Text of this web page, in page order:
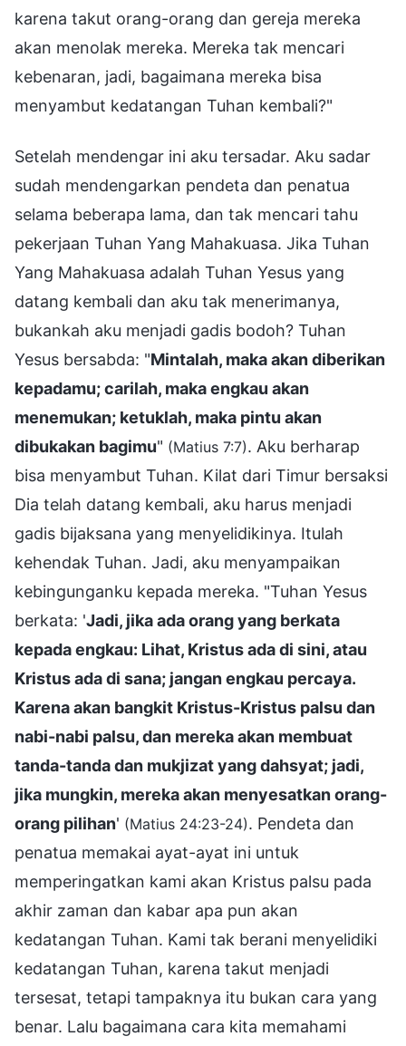
karena takut orang-orang dan gereja mereka
akan menolak mereka. Mereka tak mencari
kebenaran, jadi, bagaimana mereka bisa
menyambut kedatangan Tuhan kembali?"
Setelah mendengar ini aku tersadar. Aku sadar
sudah mendengarkan pendeta dan penatua
selama beberapa lama, dan tak mencari tahu
pekerjaan Tuhan Yang Mahakuasa. Jika Tuhan
Yang Mahakuasa adalah Tuhan Yesus yang
datang kembali dan aku tak menerimanya,
bukankah aku menjadi gadis bodoh? Tuhan
Yesus bersabda: "Mintalah, maka akan diberikan
kepadamu; carilah, maka engkau akan
menemukan; ketuklah, maka pintu akan
dibukakan bagimu" (Matius 7:7). Aku berharap
bisa menyambut Tuhan. Kilat dari Timur bersaksi
Dia telah datang kembali, aku harus menjadi
gadis bijaksana yang menyelidikinya. Itulah
kehendak Tuhan. Jadi, aku menyampaikan
kebingunganku kepada mereka. "Tuhan Yesus
berkata: 'Jadi, jika ada orang yang berkata
kepada engkau: Lihat, Kristus ada di sini, atau
Kristus ada di sana; jangan engkau percaya.
Karena akan bangkit Kristus-Kristus palsu dan
nabi-nabi palsu, dan mereka akan membuat
tanda-tanda dan mukjizat yang dahsyat; jadi,
jika mungkin, mereka akan menyesatkan orang-
orang pilihan' (Matius 24:23-24). Pendeta dan
penatua memakai ayat-ayat ini untuk
memperingatkan kami akan Kristus palsu pada
akhir zaman dan kabar apa pun akan
kedatangan Tuhan. Kami tak berani menyelidiki
kedatangan Tuhan, karena takut menjadi
tersesat, tetapi tampaknya itu bukan cara yang
benar. Lalu bagaimana cara kita memahami